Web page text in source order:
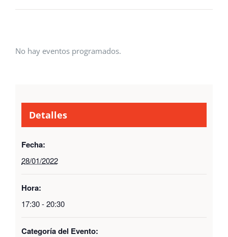
No hay eventos programados.
Detalles
Fecha:
28/01/2022
Hora:
17:30 - 20:30
Categoría del Evento: